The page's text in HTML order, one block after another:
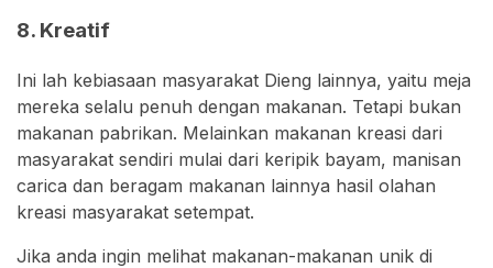
8. Kreatif
Ini lah kebiasaan masyarakat Dieng lainnya, yaitu meja
mereka selalu penuh dengan makanan. Tetapi bukan
makanan pabrikan. Melainkan makanan kreasi dari
masyarakat sendiri mulai dari keripik bayam, manisan
carica dan beragam makanan lainnya hasil olahan
kreasi masyarakat setempat.
Jika anda ingin melihat makanan-makanan unik di